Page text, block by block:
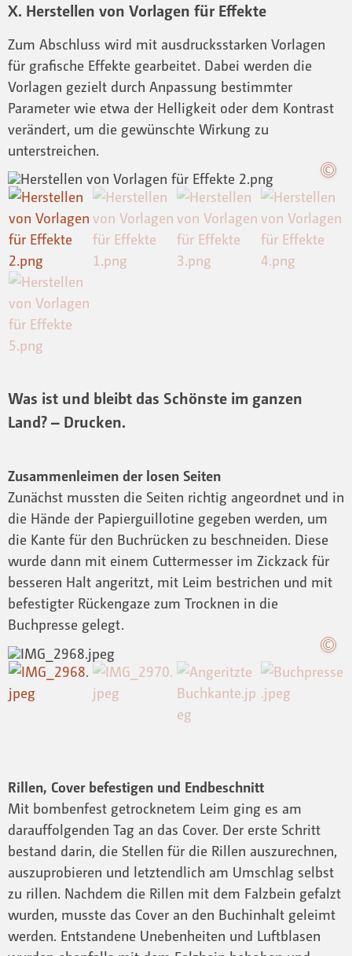
X. Herstellen von Vorlagen für Effekte
Zum Abschluss wird mit ausdrucksstarken Vorlagen
für grafische Effekte gearbeitet. Dabei werden die
Vorlagen gezielt durch Anpassung bestimmter
Parameter wie etwa der Helligkeit oder dem Kontrast
verändert, um die gewünschte Wirkung zu
unterstreichen.
Was ist und bleibt das Schönste im ganzen
Land? – Drucken.
Zusammenleimen der losen Seiten
Zunächst mussten die Seiten richtig angeordnet und in
die Hände der Papierguillotine gegeben werden, um
die Kante für den Buchrücken zu beschneiden. Diese
wurde dann mit einem Cuttermesser im Zickzack für
besseren Halt angeritzt, mit Leim bestrichen und mit
befestigter Rückengaze zum Trocknen in die
Buchpresse gelegt.
Rillen, Cover befestigen und Endbeschnitt
Mit bombenfest getrocknetem Leim ging es am
darauffolgenden Tag an das Cover. Der erste Schritt
bestand darin, die Stellen für die Rillen auszurechnen,
auszuprobieren und letztendlich am Umschlag selbst
zu rillen. Nachdem die Rillen mit dem Falzbein gefalzt
wurden, musste das Cover an den Buchinhalt geleimt
werden. Entstandene Unebenheiten und Luftblasen